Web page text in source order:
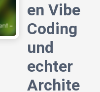
en Vibe
Coding
und
echter
Archite